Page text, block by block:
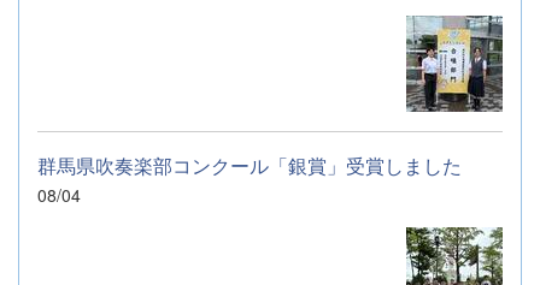
群馬県吹奏楽部コンクール「銀賞」受賞しました
08/04